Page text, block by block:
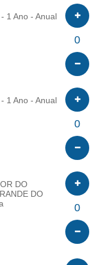
1 Ano - Anual
0
1 Ano - Anual
0
DO
DO
0